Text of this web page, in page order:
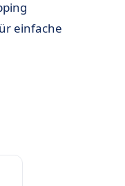
einfache